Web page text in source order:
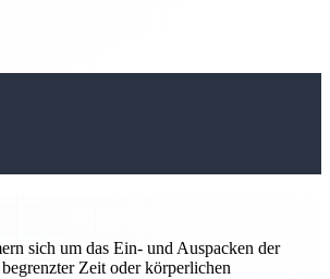
sich um das Ein- und Auspacken der
Zeit oder körperlichen